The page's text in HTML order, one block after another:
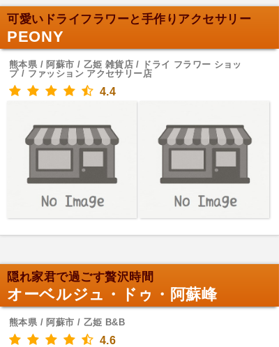
可愛いドライフラワーと手作りアクセサリー
PEONY
熊本県 / 阿蘇市 / 乙姫 雑貨店 / ドライ フラワー ショッ
プ / ファッション アクセサリー店
4.4
隠れ家君で過ごす贅沢時間
オーベルジュ・ドゥ・阿蘇峰
熊本県 / 阿蘇市 / 乙姫 B&B
4.6